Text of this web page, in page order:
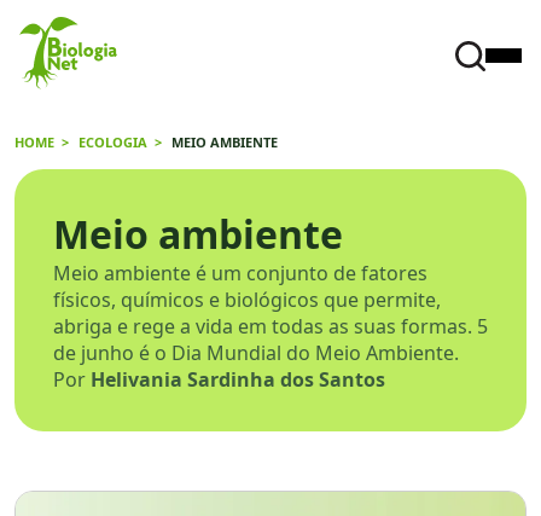
HOME ECOLOGIA MEIO AMBIENTE
Meio ambiente
Meio ambiente é um conjunto de fatores
físicos, químicos e biológicos que permite,
abriga e rege a vida em todas as suas formas. 5
de junho é o Dia Mundial do Meio Ambiente.
Por Helivania Sardinha dos Santos